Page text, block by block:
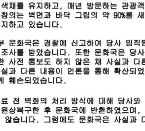
涼感運動毛巾-海洋秘境
NT$480